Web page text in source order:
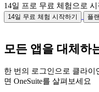
14일 프로 무료 체험으로
14일 무료 체험 시작하기 플
모든 앱을 대체하
한 번의 로그인으로 클라이
면 OneSuite를 살펴보세요